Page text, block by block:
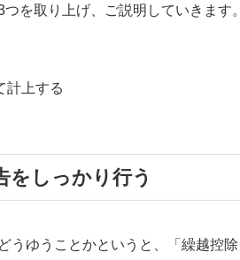
を取り上げ、ご説明していきます。
計上する
をしっかり行う
うゆうことかというと、「繰越控